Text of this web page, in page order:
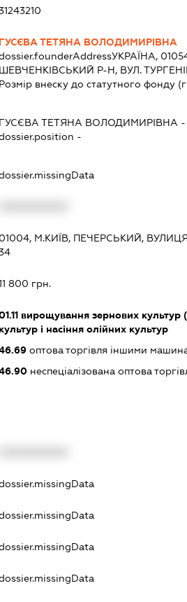
ГУСЄВА ТЕТЯНА ВОЛОДИМИРІВНА
УКРАЇНА,
ШЕВЧЕНКІВСЬКИЙ Р-Н, ВУЛ.
Розмір внеску до статутного фонду
ГУСЄВА ТЕТЯНА ВОЛОДИМИРІВНА -
-
01004, М.КИЇВ, ПЕЧЕРСЬКИЙ,
800 грн.
вирощування зернових культур
культур і насіння олійних культур
оптова торгівля іншими
неспеціалізована оптова